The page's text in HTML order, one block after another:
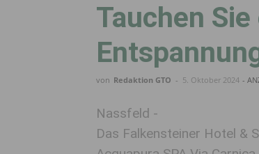
Tauchen
von Redaktion GTO - 5. Oktober 2024 -
Nassfeld -
Das Falkensteiner Hotel &